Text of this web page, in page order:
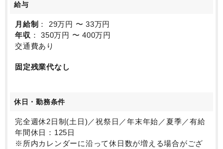
給与
月給制 ： 29万円 〜 33万円
年収 ： 350万円 〜 400万円
交通費あり
固定残業代なし
休日・勤務条件
完全週休2日制(土日)／祝祭日／年末年始／夏季／有給
年間休日：125日
※所内カレンダーに沿って休日数が増える場合がござ